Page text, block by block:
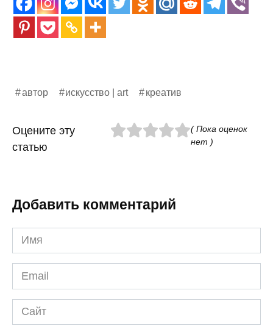
автор искусство | art креатив
Оцените эту
статью
( Пока оценок
нет )
Добавить комментарий
Имя
*
Email
*
Сайт